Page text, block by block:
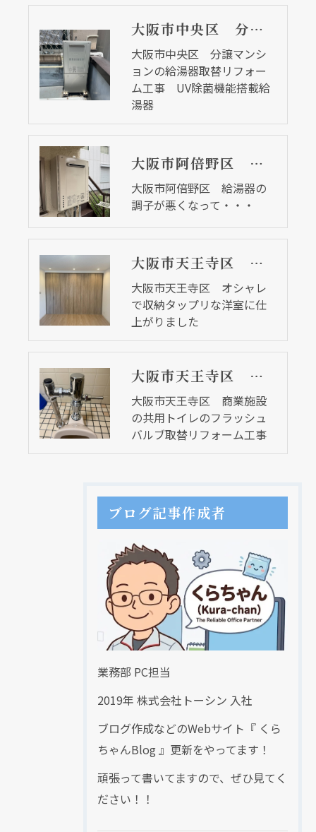
大阪市中央区 分譲マンションの給湯器取替リフォーム工事 UV除菌機能搭載給湯器
大阪市中央区 分譲マンシ
ョンの給湯器取替リフォー
ム工事 UV除菌機能搭載給
湯器
大阪市阿倍野区 給湯器の調子が悪くなって・・・
大阪市阿倍野区 給湯器の
調子が悪くなって・・・
大阪市天王寺区 オシャレで収納タップリな洋室に仕上がりました
大阪市天王寺区 オシャレ
で収納タップリな洋室に仕
上がりました
大阪市天王寺区 商業施設の共用トイレのフラッシュバルブ取替リフォーム工事
大阪市天王寺区 商業施設
の共用トイレのフラッシュ
バルブ取替リフォーム工事
ブログ記事作成者
業務部 PC担当
2019年 株式会社トーシン 入社
ブログ作成などのWebサイト『 くら
ちゃんBlog 』更新をやってます！
頑張って書いてますので、ぜひ見てく
ださい！！